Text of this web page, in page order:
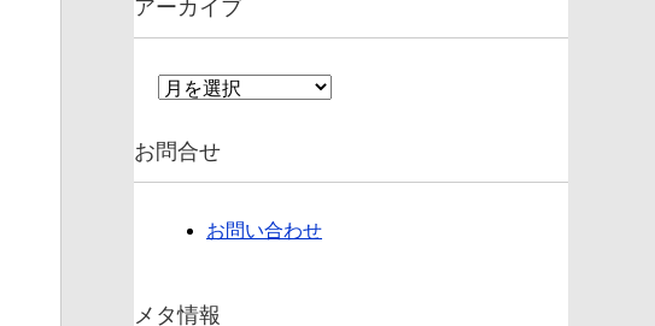
アーカイブ
ア
イ
ブ
お問合せ
お問い合わせ
メタ情報